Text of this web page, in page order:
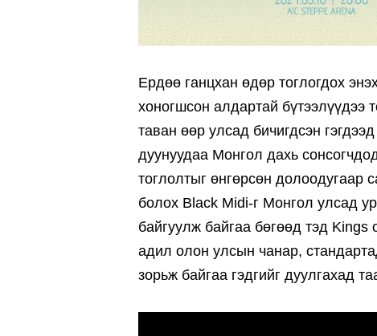
Ердөө ганцхан өдөр тоглогдох
хоногшсон алдартай бүтээлүүдээ
таван өөр улсад бичигдсэн
дуунуудаа Монгол дахь
тоглолтыг өнгөрсөн долоодугаар
болох Black Midi-г Монгол улсад
байгуулж байгаа бөгөөд тэд
адил олон улсын чанар,
зорьж байгаа гэдгийг дуулгахад